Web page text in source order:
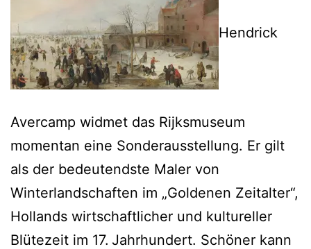
Hendrick
Avercamp widmet das Rijksmuseum
momentan eine Sonderausstellung. Er gilt
als der bedeutendste Maler von
Winterlandschaften im „Goldenen Zeitalter“,
Hollands wirtschaftlicher und kultureller
Blütezeit im 17. Jahrhundert. Schöner kann